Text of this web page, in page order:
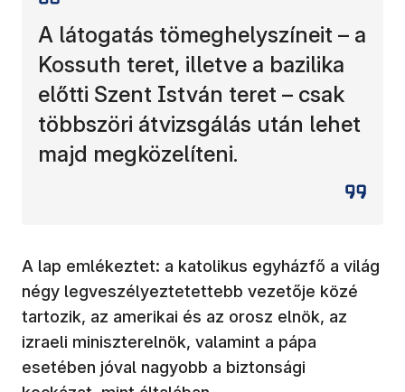
A látogatás tömeghelyszíneit – a
Kossuth teret, illetve a bazilika
előtti Szent István teret – csak
többszöri átvizsgálás után lehet
majd megközelíteni.
A lap emlékeztet: a katolikus egyházfő a világ
négy legveszélyeztetettebb vezetője közé
tartozik, az amerikai és az orosz elnök, az
izraeli miniszterelnök, valamint a pápa
esetében jóval nagyobb a biztonsági